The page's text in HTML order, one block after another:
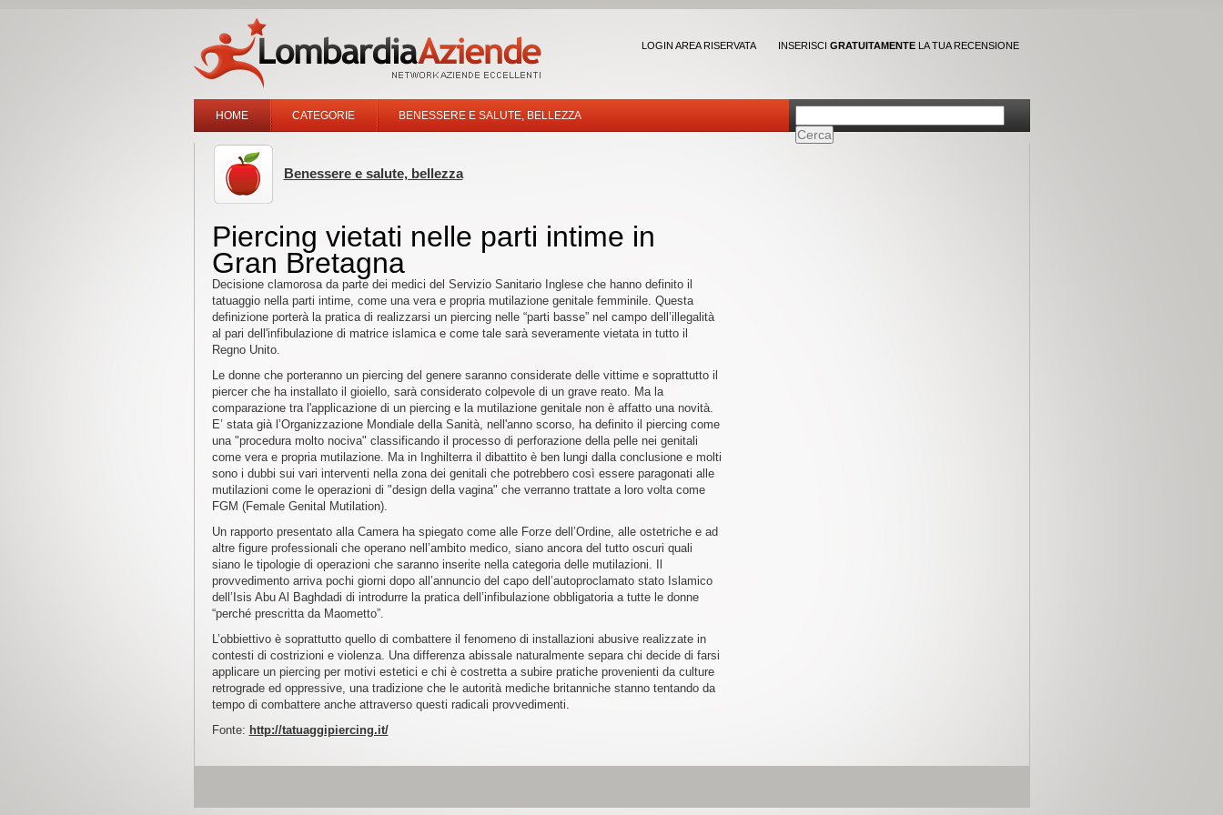
LOGIN AREA RISERVATA INSERISCI GRATUITAMENTELA TUA RECENSIONE
HOME CATEGORIE BENESSERE E SALUTE, BELLEZZA
Benessere e salute, bellezza
Piercing vietati nelle parti intime in
Gran Bretagna
Decisione clamorosa da parte dei medici del Servizio Sanitario Inglese che hanno definito il
tatuaggio nella parti intime, come una vera e propria mutilazione genitale femminile. Questa
definizione porterà la pratica di realizzarsi un piercing nelle “parti basse” nel campo dell’illegalità
al pari dell'infibulazione di matrice islamica e come tale sarà severamente vietata in tutto il
Regno Unito.
Le donne che porteranno un piercing del genere saranno considerate delle vittime e soprattutto il
piercer che ha installato il gioiello, sarà considerato colpevole di un grave reato. Ma la
comparazione tra l'applicazione di un piercing e la mutilazione genitale non è affatto una novità.
E’ stata già l’Organizzazione Mondiale della Sanità, nell'anno scorso, ha definito il piercing come
una "procedura molto nociva" classificando il processo di perforazione della pelle nei genitali
come vera e propria mutilazione. Ma in Inghilterra il dibattito è ben lungi dalla conclusione e molti
sono i dubbi sui vari interventi nella zona dei genitali che potrebbero così essere paragonati alle
mutilazioni come le operazioni di "design della vagina" che verranno trattate a loro volta come
FGM (Female Genital Mutilation).
Un rapporto presentato alla Camera ha spiegato come alle Forze dell’Ordine, alle ostetriche e ad
altre figure professionali che operano nell’ambito medico, siano ancora del tutto oscuri quali
siano le tipologie di operazioni che saranno inserite nella categoria delle mutilazioni. Il
provvedimento arriva pochi giorni dopo all’annuncio del capo dell’autoproclamato stato Islamico
dell’Isis Abu Al Baghdadi di introdurre la pratica dell’infibulazione obbligatoria a tutte le donne
“perché prescritta da Maometto”.
L’obbiettivo è soprattutto quello di combattere il fenomeno di installazioni abusive realizzate in
contesti di costrizioni e violenza. Una differenza abissale naturalmente separa chi decide di farsi
applicare un piercing per motivi estetici e chi è costretta a subire pratiche provenienti da culture
retrograde ed oppressive, una tradizione che le autorità mediche britanniche stanno tentando da
tempo di combattere anche attraverso questi radicali provvedimenti.
Fonte: http://tatuaggipiercing.it/